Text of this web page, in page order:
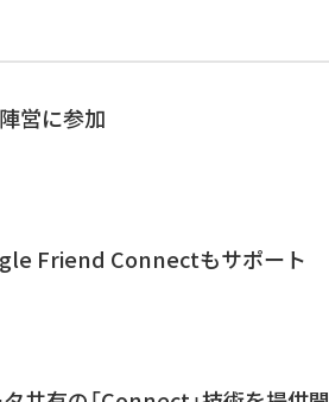
営に参加
Friend Connectもサポート